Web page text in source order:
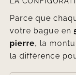
Parce que
votre bague en
pierre, la
la différence